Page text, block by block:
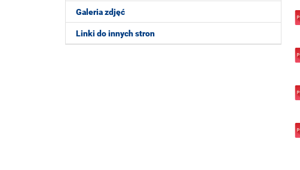
Galeria zdjęć
Linki do innych stron